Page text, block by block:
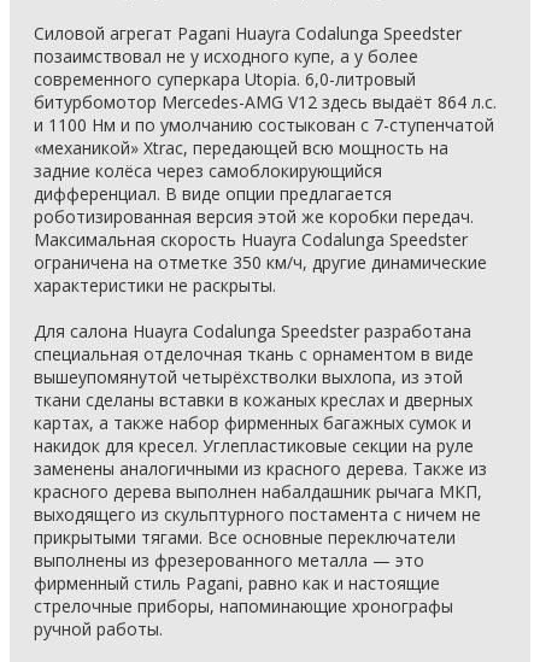
Силовой агрегат Pagani Huayra Codalunga Speedster
позаимствовал не у исходного купе, а у более
современного суперкара Utopia. 6,0-литровый
битурбомотор Mercedes-AMG V12 здесь выдаёт 864 л.с.
и 1100 Нм и по умолчанию состыкован с 7-ступенчатой
«механикой» Xtrac, передающей всю мощность на
задние колёса через самоблокирующийся
дифференциал. В виде опции предлагается
роботизированная версия этой же коробки передач.
Максимальная скорость Huayra Codalunga Speedster
ограничена на отметке 350 км/ч, другие динамические
характеристики не раскрыты.
Для салона Huayra Codalunga Speedster разработана
специальная отделочная ткань с орнаментом в виде
вышеупомянутой четырёхстволки выхлопа, из этой
ткани сделаны вставки в кожаных креслах и дверных
картах, а также набор фирменных багажных сумок и
накидок для кресел. Углепластиковые секции на руле
заменены аналогичными из красного дерева. Также из
красного дерева выполнен набалдашник рычага МКП,
выходящего из скульптурного постамента с ничем не
прикрытыми тягами. Все основные переключатели
выполнены из фрезерованного металла — это
фирменный стиль Pagani, равно как и настоящие
стрелочные приборы, напоминающие хронографы
ручной работы.